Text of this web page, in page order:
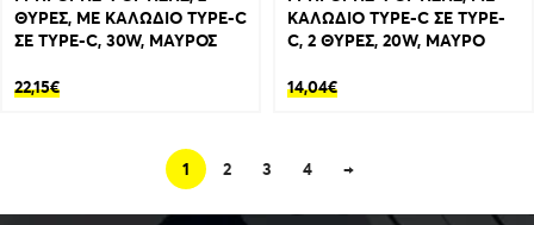
ΘΥΡΕΣ, ΜΕ ΚΑΛΩΔΙΟ TYPE-C
ΣΕ TYPE-C, 30W, ΜΑΥΡΟΣ
22,15€
ΚΑΛΩΔΙΟ TYPE-C ΣΕ TYPE-
C, 2 ΘΥΡΕΣ, 20W, ΜΑΥΡΟ
14,04€
1 2 3 4 →